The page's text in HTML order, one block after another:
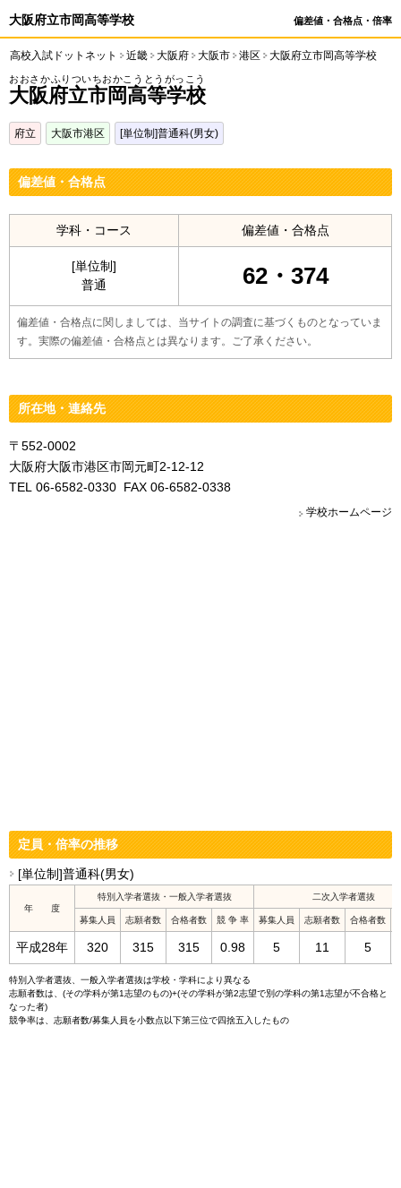
大阪府立市岡高等学校 偏差値・合格点・倍率
高校入試ドットネット 近畿 大阪府 大阪市 港区 大阪府立市岡高等学校
大阪府立市岡高等学校
おおさかふりついちおかこうとうがっこう
府立 大阪市港区 [単位制]普通科(男女)
偏差値・合格点
学科・コース 偏差値・合格点
[単位制]
普通
62・374
偏差値・合格点に関しましては、当サイトの調査に基づくものとなっていま
す。実際の偏差値・合格点とは異なります。ご了承ください。
所在地・連絡先
〒552-0002
大阪府大阪市港区市岡元町2-12-12
TEL 06-6582-0330 FAX 06-6582-0338
学校ホームページ
定員・倍率の推移
[単位制]普通科(男女)
年 度
特別入学者選抜・一般入学者選抜 二次入学者選抜
募集人員 志願者数 合格者数 競 争 率 募集人員 志願者数 合格者数
平成28年 320 315 315 0.98 5 11 5
特別入学者選抜、一般入学者選抜は学校・学科により異なる
志願者数は、(その学科が第1志望のもの)+(その学科が第2志望で別の学科の第1志望が不合格と
なった者)
競争率は、志願者数/募集人員を小数点以下第三位で四捨五入したもの